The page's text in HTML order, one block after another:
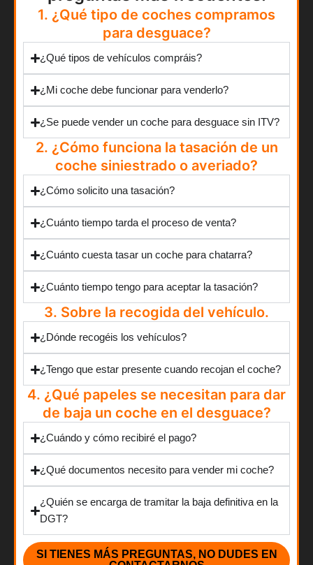
1. ¿Qué tipo de coches compramos
para desguace?
¿Qué tipos de vehículos compráis?
¿Mi coche debe funcionar para venderlo?
¿Se puede vender un coche para desguace sin ITV?
2. ¿Cómo funciona la tasación de un
coche siniestrado o averiado?
¿Cómo solicito una tasación?
¿Cuánto tiempo tarda el proceso de venta?
¿Cuánto cuesta tasar un coche para chatarra?
¿Cuánto tiempo tengo para aceptar la tasación?
3. Sobre la recogida del vehículo.
¿Dónde recogéis los vehículos?
¿Tengo que estar presente cuando recojan el coche?
4. ¿Qué papeles se necesitan para dar
de baja un coche en el desguace?
¿Cuándo y cómo recibiré el pago?
¿Qué documentos necesito para vender mi coche?
¿Quién se encarga de tramitar la baja definitiva en la
DGT?
SI TIENES MÁS PREGUNTAS, NO DUDES EN